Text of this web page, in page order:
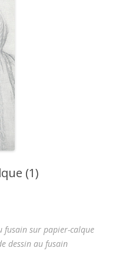
(1)
fusain sur papier-calque
dessin au fusain